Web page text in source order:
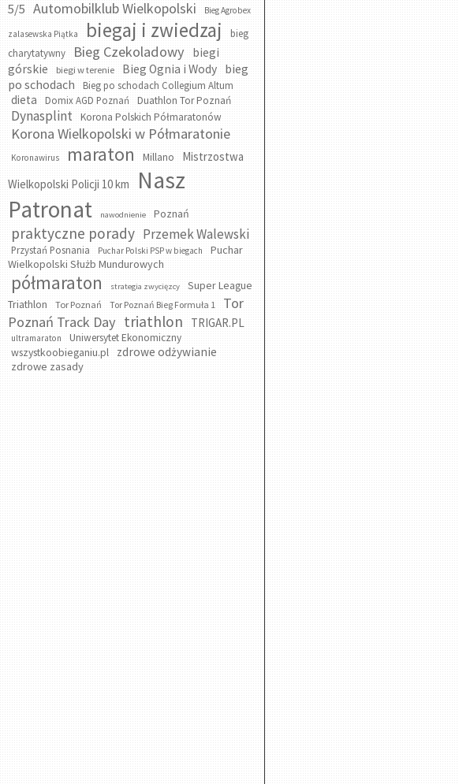
5/5 Automobilklub Wielkopolski Bieg Agrobex
zalasewska Piątka biegaj i zwiedzaj
bieg
charytatywny
Bieg Czekoladowy
biegi
górskie
biegi w terenie Bieg Ognia i Wody bieg
po schodach
Bieg po schodach Collegium Altum
dieta Domix AGD Poznań Duathlon Tor Poznań
Dynasplint Korona Polskich Półmaratonów
Korona Wielkopolski w Półmaratonie
Koronawirus maraton Millano
Mistrzostwa
Wielkopolski Policji 10 km
Nasz
Patronat
nawodnienie Poznań
praktyczne porady Przemek Walewski
Przystań Posnania Puchar Polski PSP w biegach
Puchar
Wielkopolski Służb Mundurowych
półmaraton strategia zwycięzcy
Super League
Triathlon
Tor Poznań Tor Poznań Bieg Formuła 1
Tor
Poznań Track Day triathlon TRIGAR.PL
ultramaraton Uniwersytet Ekonomiczny
wszystkoobieganiu.pl zdrowe odżywianie
zdrowe zasady